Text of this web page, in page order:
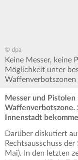
© dpa
Keine Messer, keine
Möglichkeit unter
Waffenverbotszonen
Messer und
Waffenverbotszone.
Innenstadt
Darüber diskutiert
Rechtsausschuss
Mai). In den letzten